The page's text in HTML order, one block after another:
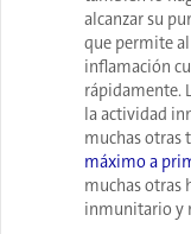
alcanzar su
que permite
inflamación
rápidamente.
la actividad
muchas otras
máximo a
muchas otras
inmunitario y